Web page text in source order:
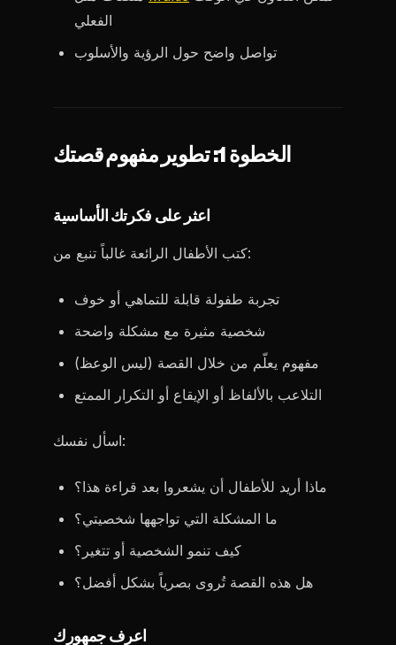
الفعلي
تواصل واضح حول الرؤية والأسلوب
الخطوة 1: تطوير مفهوم قصتك
اعثر على فكرتك الأساسية
كتب الأطفال الرائعة غالباً تنبع من:
تجربة طفولة قابلة للتماهي أو خوف
شخصية مثيرة مع مشكلة واضحة
مفهوم يعلّم من خلال القصة (ليس الوعظ)
التلاعب بالألفاظ أو الإيقاع أو التكرار الممتع
اسأل نفسك:
ماذا أريد للأطفال أن يشعروا بعد قراءة هذا؟
ما المشكلة التي تواجهها شخصيتي؟
كيف تنمو الشخصية أو تتغير؟
هل هذه القصة تُروى بصرياً بشكل أفضل؟
اعرف جمهورك